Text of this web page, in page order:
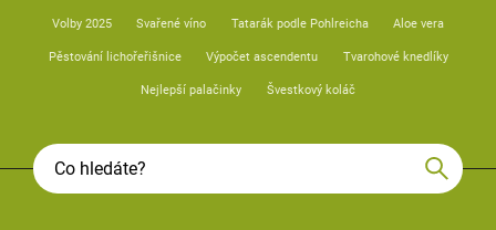
Volby 2025 Svařené víno Tatarák podle Pohlreicha Aloe vera
Pěstování lichořeřišnice Výpočet ascendentu Tvarohové knedlíky
Nejlepší palačinky Švestkový koláč